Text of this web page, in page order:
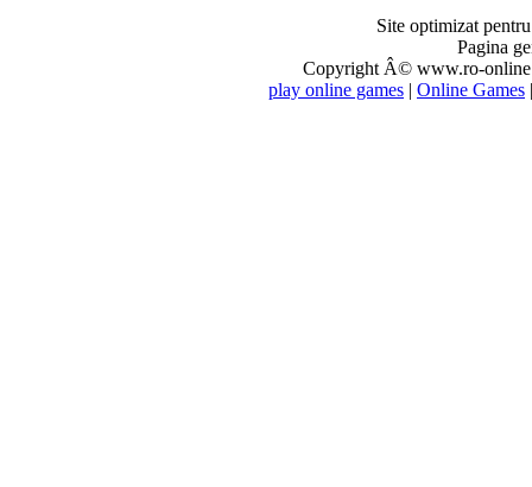
Site optimizat
Pagina
Copyright Â© www.ro-
play online games | Online Games